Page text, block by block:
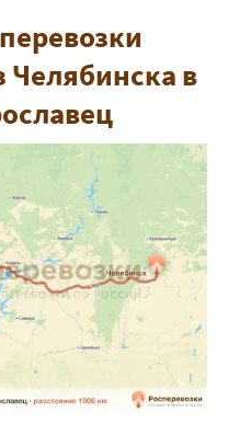
Челябинска в